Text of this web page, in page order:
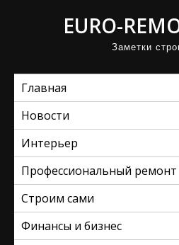
EURO-
Заметки
Главная
Новости
Интерьер
Профессиональный ремонт
Строим сами
Финансы и бизнес